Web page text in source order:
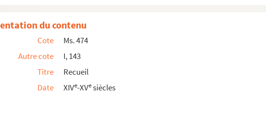
du contenu
Cote
Ms. 474
Autre cote
I, 143
Titre
Recueil
Date
XIVe-XVesiècles